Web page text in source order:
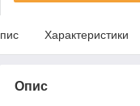
Характеристики
Опис